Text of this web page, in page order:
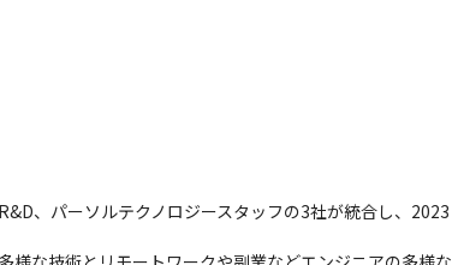
、パーソルテクノロジースタッフの3社が統合し、2023